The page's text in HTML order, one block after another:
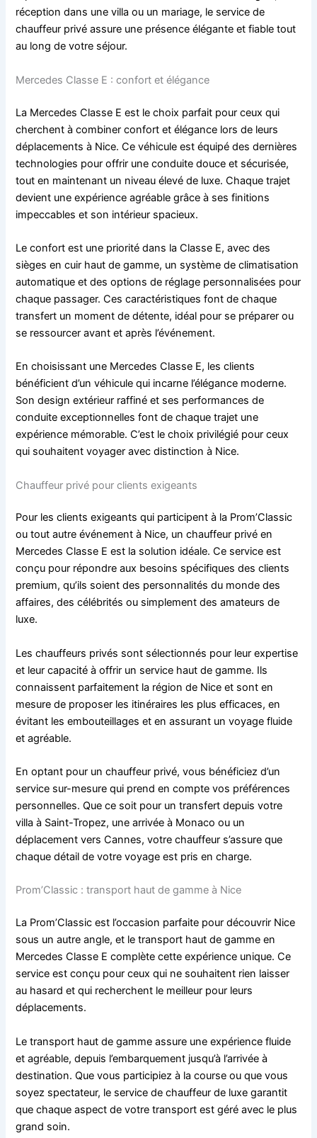
réception dans une villa ou un mariage, le service de
chauffeur privé assure une présence élégante et fiable tout
au long de votre séjour.
Mercedes Classe E : confort et élégance
La Mercedes Classe E est le choix parfait pour ceux qui
cherchent à combiner confort et élégance lors de leurs
déplacements à Nice. Ce véhicule est équipé des dernières
technologies pour offrir une conduite douce et sécurisée,
tout en maintenant un niveau élevé de luxe. Chaque trajet
devient une expérience agréable grâce à ses finitions
impeccables et son intérieur spacieux.
Le confort est une priorité dans la Classe E, avec des
sièges en cuir haut de gamme, un système de climatisation
automatique et des options de réglage personnalisées pour
chaque passager. Ces caractéristiques font de chaque
transfert un moment de détente, idéal pour se préparer ou
se ressourcer avant et après l’événement.
En choisissant une Mercedes Classe E, les clients
bénéficient d’un véhicule qui incarne l’élégance moderne.
Son design extérieur raffiné et ses performances de
conduite exceptionnelles font de chaque trajet une
expérience mémorable. C’est le choix privilégié pour ceux
qui souhaitent voyager avec distinction à Nice.
Chauffeur privé pour clients exigeants
Pour les clients exigeants qui participent à la Prom’Classic
ou tout autre événement à Nice, un chauffeur privé en
Mercedes Classe E est la solution idéale. Ce service est
conçu pour répondre aux besoins spécifiques des clients
premium, qu’ils soient des personnalités du monde des
affaires, des célébrités ou simplement des amateurs de
luxe.
Les chauffeurs privés sont sélectionnés pour leur expertise
et leur capacité à offrir un service haut de gamme. Ils
connaissent parfaitement la région de Nice et sont en
mesure de proposer les itinéraires les plus efficaces, en
évitant les embouteillages et en assurant un voyage fluide
et agréable.
En optant pour un chauffeur privé, vous bénéficiez d’un
service sur-mesure qui prend en compte vos préférences
personnelles. Que ce soit pour un transfert depuis votre
villa à Saint-Tropez, une arrivée à Monaco ou un
déplacement vers Cannes, votre chauffeur s’assure que
chaque détail de votre voyage est pris en charge.
Prom’Classic : transport haut de gamme à Nice
La Prom’Classic est l’occasion parfaite pour découvrir Nice
sous un autre angle, et le transport haut de gamme en
Mercedes Classe E complète cette expérience unique. Ce
service est conçu pour ceux qui ne souhaitent rien laisser
au hasard et qui recherchent le meilleur pour leurs
déplacements.
Le transport haut de gamme assure une expérience fluide
et agréable, depuis l’embarquement jusqu’à l’arrivée à
destination. Que vous participiez à la course ou que vous
soyez spectateur, le service de chauffeur de luxe garantit
que chaque aspect de votre transport est géré avec le plus
grand soin.